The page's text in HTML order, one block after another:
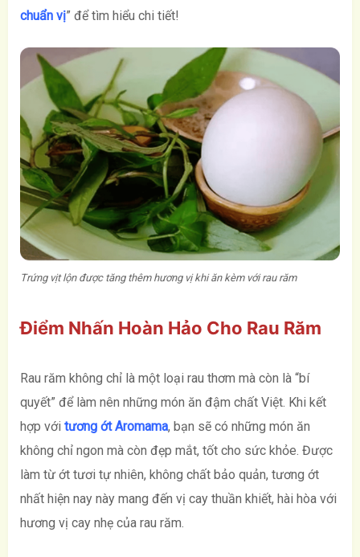
chuẩn vị” để tìm hiểu chi tiết!
Trứng vịt lộn được tăng thêm hương vị khi ăn kèm với rau răm
Điểm Nhấn Hoàn Hảo Cho Rau Răm
Rau răm không chỉ là một loại rau thơm mà còn là “bí
quyết” để làm nên những món ăn đậm chất Việt. Khi kết
hợp với tương ớt Aromama, bạn sẽ có những món ăn
không chỉ ngon mà còn đẹp mắt, tốt cho sức khỏe. Được
làm từ ớt tươi tự nhiên, không chất bảo quản, tương ớt
nhất hiện nay này mang đến vị cay thuần khiết, hài hòa với
hương vị cay nhẹ của rau răm.